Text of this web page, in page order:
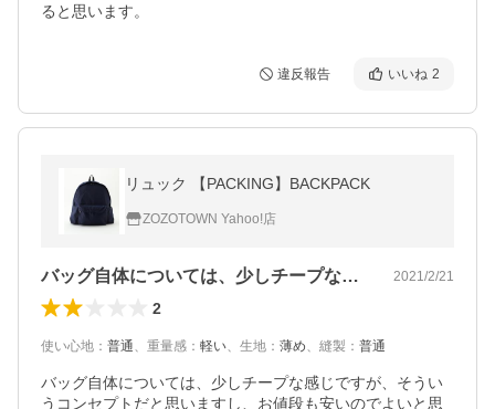
ると思います。
違反報告 いいね 2
リュック 【PACKING】BACKPACK
ZOZOTOWN Yahoo!店
バッグ自体については、少しチープな感じ… 2021/2/21
2
使い心地 ： 普通、 重量感 ： 軽い、 生地 ： 薄め、 縫製 ： 普通
バッグ自体については、少しチープな感じですが、そうい
うコンセプトだと思いますし、お値段も安いのでよいと思